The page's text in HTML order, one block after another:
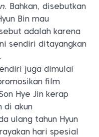
. Bahkan, disebutkan
Bin mau
adalah karena
sendiri ditayangkan
juga dimulai
film
Hye Jin kerap
di akun
ulang tahun Hyun
hari spesial